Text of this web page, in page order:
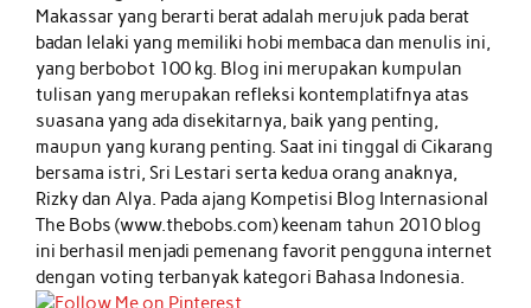
Makassar yang berarti berat adalah merujuk pada berat
badan lelaki yang memiliki hobi membaca dan menulis ini,
yang berbobot 100 kg. Blog ini merupakan kumpulan
tulisan yang merupakan refleksi kontemplatifnya atas
suasana yang ada disekitarnya, baik yang penting,
maupun yang kurang penting. Saat ini tinggal di Cikarang
bersama istri, Sri Lestari serta kedua orang anaknya,
Rizky dan Alya. Pada ajang Kompetisi Blog Internasional
The Bobs (www.thebobs.com) keenam tahun 2010 blog
ini berhasil menjadi pemenang favorit pengguna internet
dengan voting terbanyak kategori Bahasa Indonesia.